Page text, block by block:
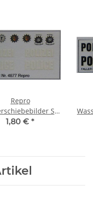
Repro
Set
Polizei
1,80 € *